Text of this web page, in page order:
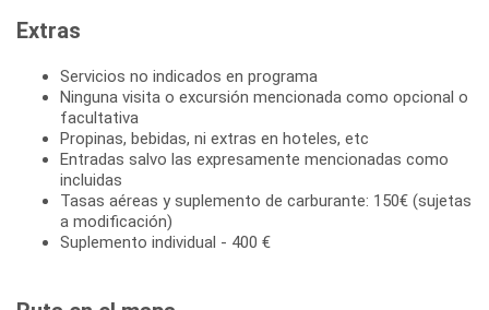
Extras
Servicios no indicados en programa
Ninguna visita o excursión mencionada como opcional o
facultativa
Propinas, bebidas, ni extras en hoteles, etc
Entradas salvo las expresamente mencionadas como
incluidas
Tasas aéreas y suplemento de carburante: 150€ (sujetas
a modificación)
Suplemento individual - 400 €